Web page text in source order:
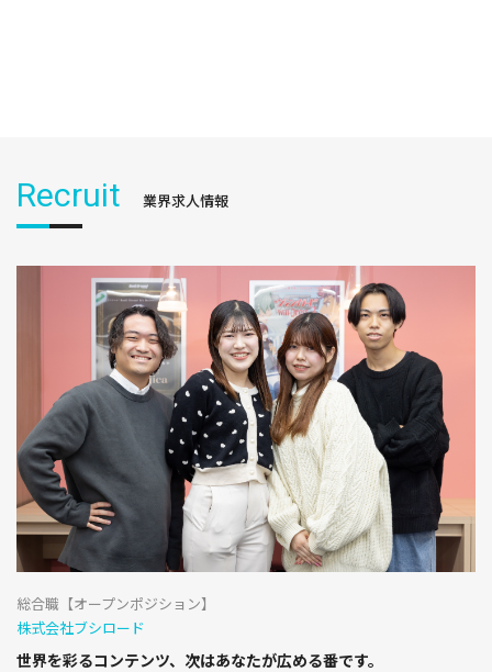
Recruit 業界求人情報
総合職【オープンポジション】
株式会社ブシロード
世界を彩るコンテンツ、次はあなたが広める番です。